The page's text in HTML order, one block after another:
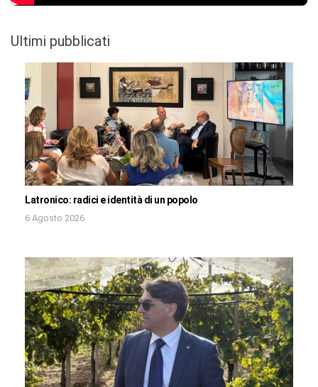
Ultimi pubblicati
Latronico: radici e identità di un popolo
6 Agosto 2026